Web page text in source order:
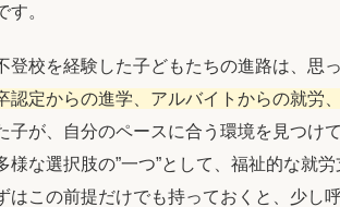
す。
登校を経験した子どもたちの進路は、思
認定からの進学、アルバイトからの就労
子が、自分のペースに合う環境を見つけ
様な選択肢の”一つ”として、福祉的な就
はこの前提だけでも持っておくと、少し